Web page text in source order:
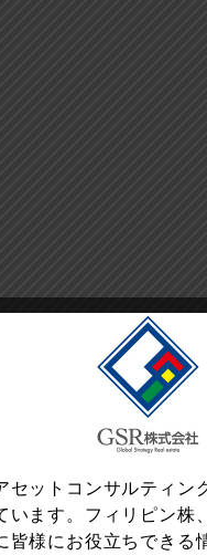
セットコンサルティン
います。フィリピン株
皆様にお役立ちできる